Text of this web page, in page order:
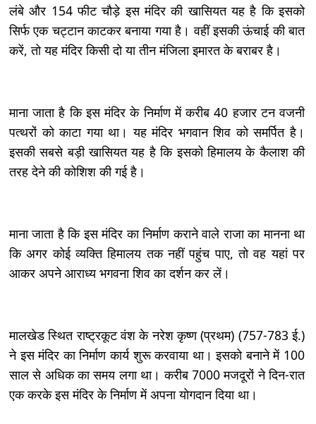
लंबे और 154 फीट चौड़े इस मंदिर की खासियत यह है कि इसको
सिर्फ एक चट्टान काटकर बनाया गया है। वहीं इसकी ऊंचाई की बात
करें, तो यह मंदिर किसी दो या तीन मंजिला इमारत के बराबर है।
माना जाता है कि इस मंदिर के निर्माण में करीब 40 हजार टन वजनी
पत्थरों को काटा गया था। यह मंदिर भगवान शिव को समर्पित है।
इसकी सबसे बड़ी खासियत यह है कि इसको हिमालय के कैलाश की
तरह देने की कोशिश की गई है।
माना जाता है कि इस मंदिर का निर्माण कराने वाले राजा का मानना था
कि अगर कोई व्यक्ति हिमालय तक नहीं पहुंच पाए, तो वह यहां पर
आकर अपने आराध्य भगवना शिव का दर्शन कर लें।
मालखेड स्थित राष्ट्रकूट वंश के नरेश कृष्ण (प्रथम) (757-783 ई.)
ने इस मंदिर का निर्माण कार्य शुरू करवाया था। इसको बनाने में 100
साल से अधिक का समय लगा था। करीब 7000 मजदूरों ने दिन-रात
एक करके इस मंदिर के निर्माण में अपना योगदान दिया था।